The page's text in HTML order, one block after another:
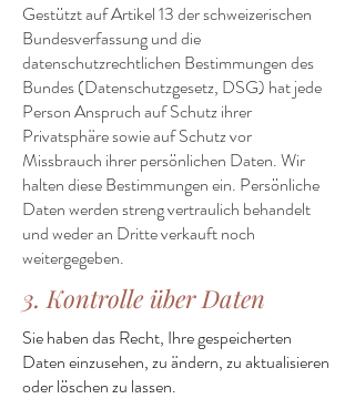
Gestützt auf Artikel 13 der schweizerischen
Bundesverfassung und die
datenschutzrechtlichen Bestimmungen des
Bundes (Datenschutzgesetz, DSG) hat jede
Person Anspruch auf Schutz ihrer
Privatsphäre sowie auf Schutz vor
Missbrauch ihrer persönlichen Daten. Wir
halten diese Bestimmungen ein. Persönliche
Daten werden streng vertraulich behandelt
und weder an Dritte verkauft noch
weitergegeben.
3. Kontrolle über Daten
Sie haben das Recht, Ihre gespeicherten
Daten einzusehen, zu ändern, zu aktualisieren
oder löschen zu lassen.